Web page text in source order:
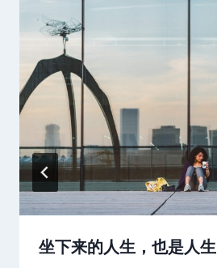
坐下来的人生，也是人生